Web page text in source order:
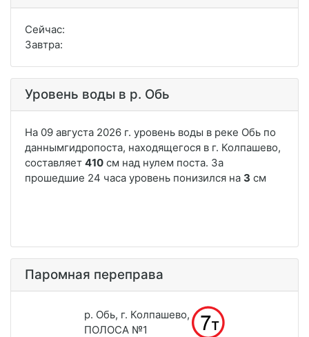
Сейчас:
Завтра:
Уровень воды в р. Обь
Паромная переправа
р. Обь, г. Колпашево,
ПОЛОСА №1